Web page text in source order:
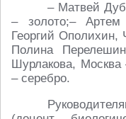
– Матвей
– золото;–
Георгий Ополихин,
Полина
Шурлакова, Москва
– серебро.